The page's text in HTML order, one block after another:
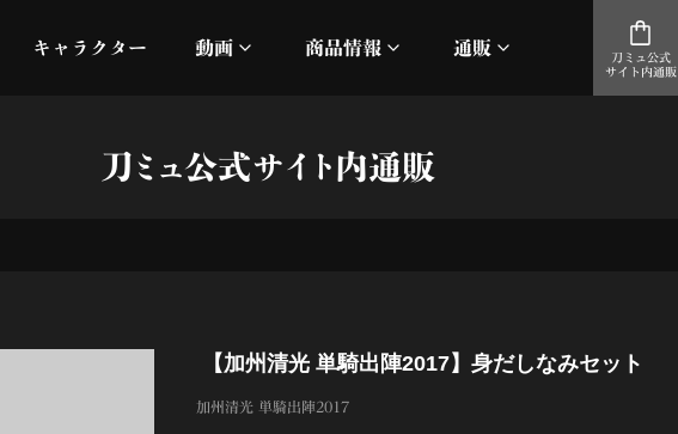
キャラクター 動画
オフィシャルムービー
商品情報
加州清光 単騎出陣 極
静かなる夜半の寝ざめ
通販
刀ミュ公式
サイト内通販
刀ミュ公式サイト内通販
【加州清光 単騎出陣2017】身だしなみセット
加州清光 単騎出陣2017